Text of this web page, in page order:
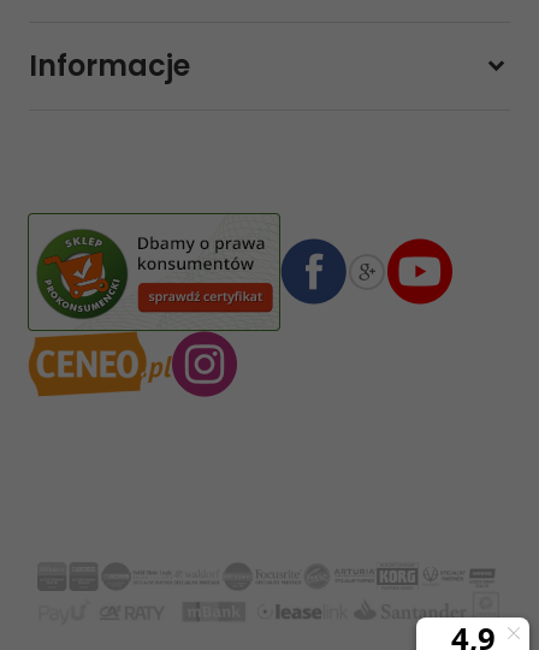
sklep@sklep-muzyczny.com.pl
08 1140 2004 0000 3102 4903 0792
Informacje